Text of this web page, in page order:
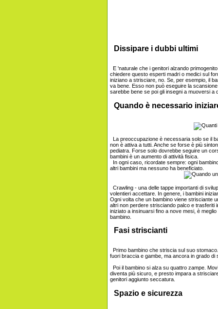
Dissipare i dubbi ultimi
E 'naturale che i genitori alzando
chiedere questo esperti madri o medici sul
iniziano a strisciare, no. Se, per esempio, il
va bene. Esso non può eseguire la
sarebbe bene se poi gli insegni a muoversi a
Quando è necessario
La preoccupazione è necessaria solo se il
non è attiva a tutti. Anche se forse è più
pediatra. Forse solo dovrebbe seguire un
bambini è un aumento di attività fisica.
In ogni caso, ricordate sempre: ogni
altri bambini ma nessuno ha beneficiato.
Crawling - una delle tappe importanti di
volentieri accettare. In genere, i bambini
Ogni volta che un bambino viene strisciante
altri non perdere strisciando palco e trasferiti
iniziato a insinuarsi fino a nove mesi, è
bambino.
Fasi striscianti
Primo bambino che striscia sul suo
fuori braccia e gambe, ma ancora in grado
Poi il bambino si alza su quattro zampe.
diventa più sicuro, e presto impara a
genitori aggiunto seccatura.
Spazio e sicurezza